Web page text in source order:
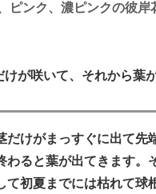
ピンク、濃ピンクの
が咲いて、それから葉が
だけがまっすぐに出て先
わると葉が出てきます。
て初夏までには枯れて球